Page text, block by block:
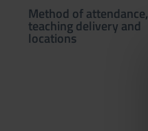
Method of attendance,
teaching delivery and
locations